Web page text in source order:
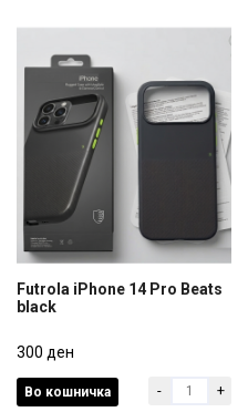
black
300 ден
Futrola iPhone 14 Pro Beats
black
300 ден
Во кошничка - +